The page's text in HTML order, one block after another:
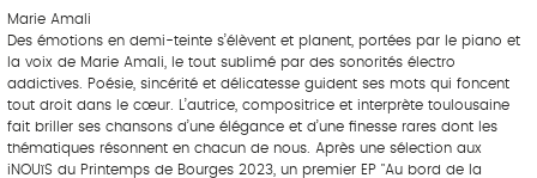
Marie Amali
Des émotions en demi-teinte s’élèvent et planent, portées par le piano et
la voix de Marie Amali, le tout sublimé par des sonorités électro
addictives. Poésie, sincérité et délicatesse guident ses mots qui foncent
tout droit dans le cœur. L’autrice, compositrice et interprète toulousaine
fait briller ses chansons d’une élégance et d’une finesse rares dont les
thématiques résonnent en chacun de nous. Après une sélection aux
iNOUïS du Printemps de Bourges 2023, un premier EP "Au bord de la